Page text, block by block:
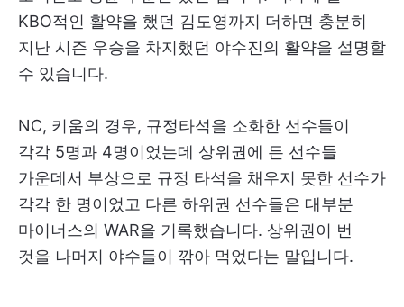
KBO적인 활약을 했던 김도영까지 더하면 충분히
지난 시즌 우승을 차지했던 야수진의 활약을 설명할
수 있습니다.
NC, 키움의 경우, 규정타석을 소화한 선수들이
각각 5명과 4명이었는데 상위권에 든 선수들
가운데서 부상으로 규정 타석을 채우지 못한 선수가
각각 한 명이었고 다른 하위권 선수들은 대부분
마이너스의 WAR을 기록했습니다. 상위권이 번
것을 나머지 야수들이 깎아 먹었다는 말입니다.